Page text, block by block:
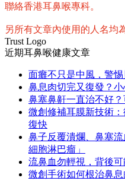
聯絡香港耳鼻喉專科。
另所有文章內使用的人名均
Trust Logo
近期耳鼻喉健康文章
面癱不只是中風，警
鼻息肉切完又復發？
鼻塞鼻鼾一直治不好？
微創修補耳膜新技術
復快
鼻子反覆潰爛、鼻塞
細胞淋巴瘤」
流鼻血勿輕視，背後可
微創手術如何根治鼻息